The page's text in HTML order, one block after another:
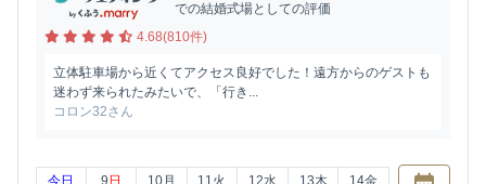
での結婚式場としての評価
4.68(810件)
立体駐車場から近くてアクセス良好でした！遠方からのゲストも
迷わず来られたみたいで、「行き...
コロン32さん